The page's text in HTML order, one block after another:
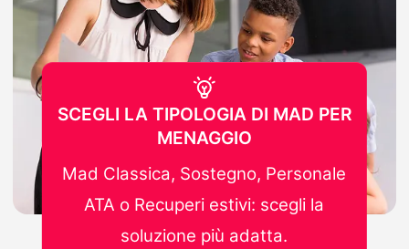
SCEGLI LA TIPOLOGIA DI MAD PER
MENAGGIO
Mad Classica, Sostegno, Personale
ATA o Recuperi estivi: scegli la
soluzione più adatta.